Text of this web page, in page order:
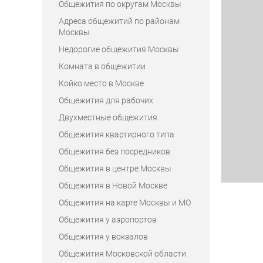
Общежития по округам Москвы
Адреса общежитий по районам
Москвы
Недорогие общежития Москвы
Комната в общежитии
Койко место в Москве
Общежития для рабочих
Двухместные общежития
Общежития квартирного типа
Общежития без посредников
Общежития в центре Москвы
Общежития в Новой Москве
Общежития на карте Москвы и МО
Общежития у аэропортов
Общежития у вокзалов
Общежития Московской области